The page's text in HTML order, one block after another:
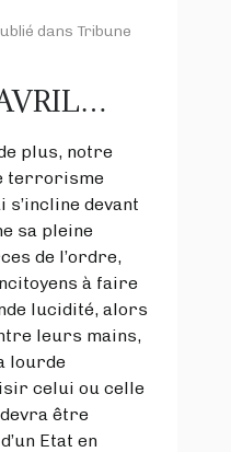
dans Tribune
plus, notre
terrorisme
s’incline devant
sa pleine
de l’ordre,
à faire
lucidité, alors
leurs mains,
lourde
celui ou celle
être
Etat en